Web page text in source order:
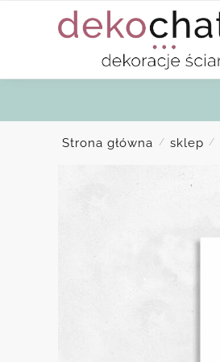
Strona główna / sklep /